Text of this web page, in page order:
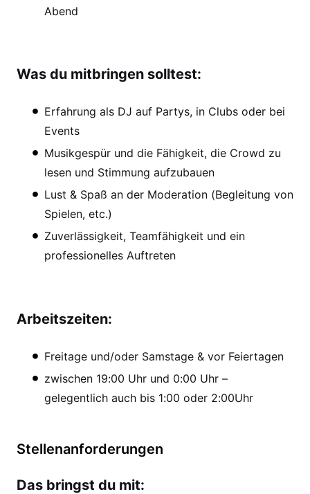
Abend
Was du mitbringen solltest:
Erfahrung als DJ auf Partys, in Clubs oder bei
Events
Musikgespür und die Fähigkeit, die Crowd zu
lesen und Stimmung aufzubauen
Lust & Spaß an der Moderation (Begleitung von
Spielen, etc.)
Zuverlässigkeit, Teamfähigkeit und ein
professionelles Auftreten
Arbeitszeiten:
Freitage und/oder Samstage & vor Feiertagen
zwischen 19:00 Uhr und 0:00 Uhr –
gelegentlich auch bis 1:00 oder 2:00Uhr
Stellenanforderungen
Das bringst du mit: